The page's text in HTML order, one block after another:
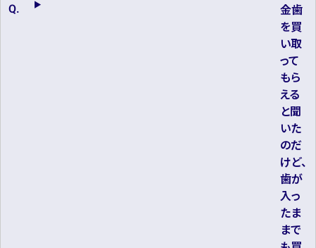
金歯
を買
い取
って
もら
える
と聞
いた
のだ
けど、
歯が
入っ
たま
まで